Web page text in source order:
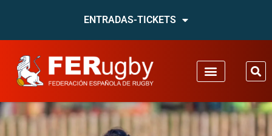
ENTRADAS-TICKETS